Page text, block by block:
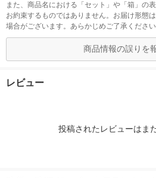
また、商品名における「セット」や「箱」の
お約束するものではありません。お届け形態
場合がございます。あらかじめご了承ください
商品情報の誤りを
レビュー
投稿されたレビューはま